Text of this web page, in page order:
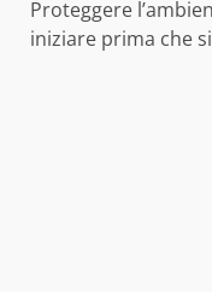
Proteggere
iniziare prima che